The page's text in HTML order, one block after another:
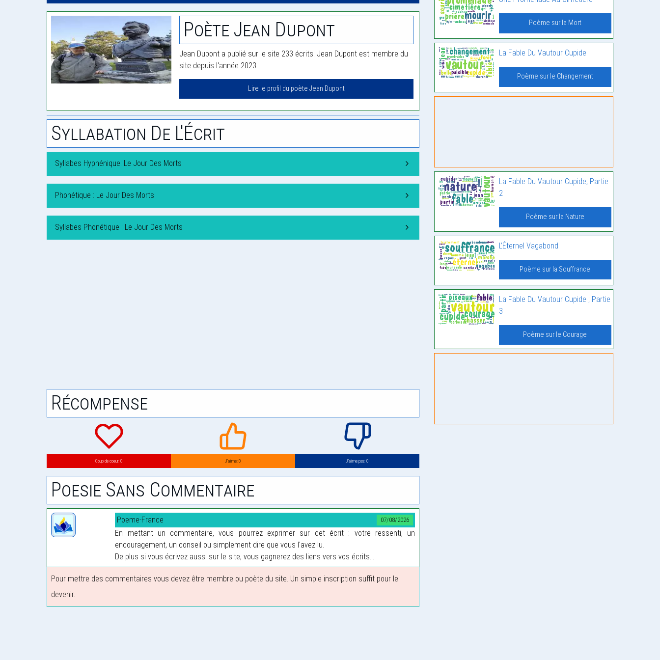
Poète Jean Dupont
Jean Dupont a publié sur le site 233 écrits. Jean Dupont est membre du
site depuis l'année 2023.
Lire le profil du poète Jean Dupont
Syllabation De L'Écrit
Syllabes Hyphénique: Le Jour Des Morts
Phonétique : Le Jour Des Morts
Syllabes Phonétique : Le Jour Des Morts
Récompense
Coup de coeur: 0 J’aime: 0 J’aime pas: 0
Poesie Sans Commentaire
07/08/2026
Poeme-France
En mettant un commentaire, vous pourrez exprimer sur cet écrit : votre ressenti, un
encouragement, un conseil ou simplement dire que vous l'avez lu.
De plus si vous écrivez aussi sur le site, vous gagnerez des liens vers vos écrits...
Pour mettre des commentaires vous devez être membre ou poète du site. Un simple inscription suffit pour le
devenir.
Poème sur la Mort
La Fable Du Vautour Cupide
Poème sur le Changement
La Fable Du Vautour Cupide, Partie
2
Poème sur la Nature
L’Éternel Vagabond
Poème sur la Souffrance
La Fable Du Vautour Cupide ; Partie
3
Poème sur le Courage